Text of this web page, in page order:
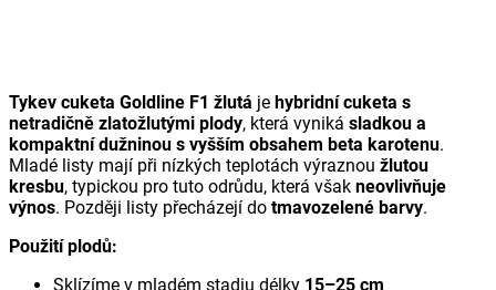
Tykev cuketa Goldline F1 žlutá je hybridní cuketa s
netradičně zlatožlutými plody, která vyniká sladkou a
kompaktní dužninou s vyšším obsahem beta karotenu.
Mladé listy mají při nízkých teplotách výraznou žlutou
kresbu, typickou pro tuto odrůdu, která však neovlivňuje
výnos. Později listy přecházejí do tmavozelené barvy.
Použití plodů:
Sklízíme v mladém stadiu délky 15–25 cm